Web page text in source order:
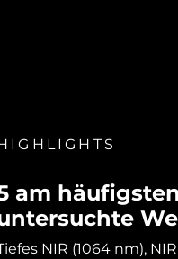
am
NIR (1064 nm),